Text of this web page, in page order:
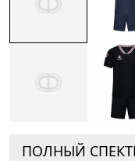
ПОЛНЫЙ